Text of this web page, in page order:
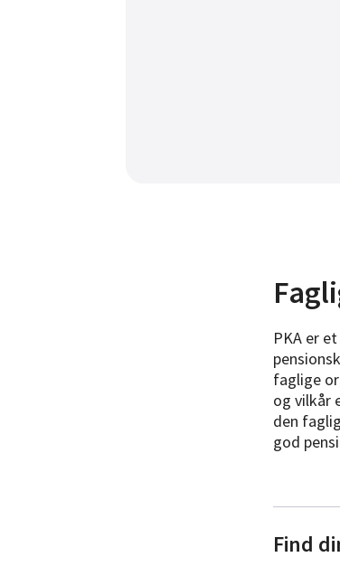
PKA er
faglige
og vilkår
den
god
Find